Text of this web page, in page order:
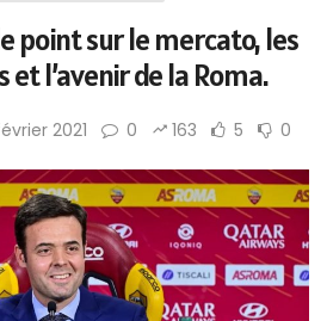
point sur le mercato, les
et l’avenir de la Roma.
2021 0 163 5 0